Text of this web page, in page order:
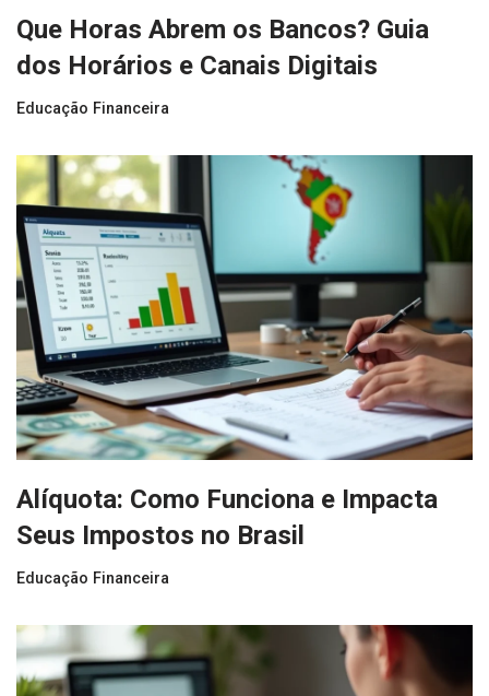
Que Horas Abrem os Bancos? Guia
dos Horários e Canais Digitais
Educação Financeira
Alíquota: Como Funciona e Impacta
Seus Impostos no Brasil
Educação Financeira